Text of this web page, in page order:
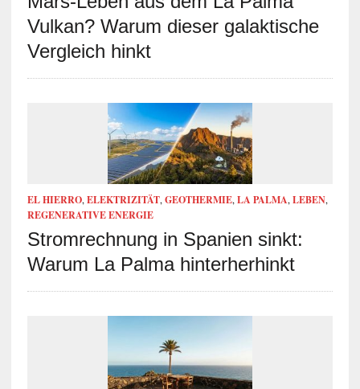
Vulkan? Warum dieser galaktische
Vergleich hinkt
EL HIERRO, ELEKTRIZITÄT, GEOTHERMIE, LA PALMA, LEBEN,
REGENERATIVE ENERGIE
Stromrechnung in Spanien sinkt:
Warum La Palma hinterherhinkt